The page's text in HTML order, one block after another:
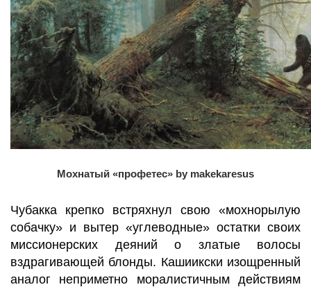
Мохнатый «профетес» by makekaresus
Чубакка крепко встряхнул свою «мохнорылую
собачку» и вытер «углеводные» остатки своих
миссионерских деяний о златые волосы
вздрагивающей блонды. Кашиикски изощренный
аналог неприметно моралистичным действиям